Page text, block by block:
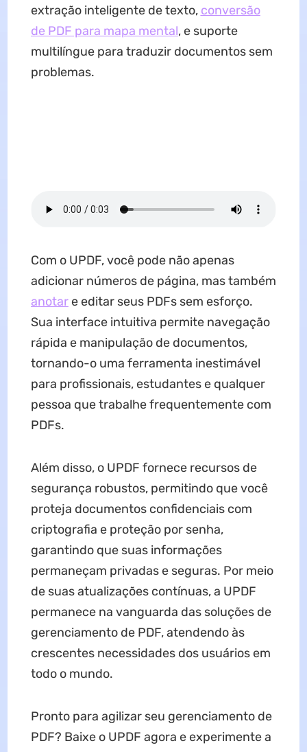
extração inteligente de texto, conversão
de PDF para mapa mental, e suporte
multilíngue para traduzir documentos sem
problemas.
Com o UPDF, você pode não apenas
adicionar números de página, mas também
anotare editar seus PDFs sem esforço.
Sua interface intuitiva permite navegação
rápida e manipulação de documentos,
tornando-o uma ferramenta inestimável
para profissionais, estudantes e qualquer
pessoa que trabalhe frequentemente com
PDFs.
Além disso, o UPDF fornece recursos de
segurança robustos, permitindo que você
proteja documentos confidenciais com
criptografia e proteção por senha,
garantindo que suas informações
permaneçam privadas e seguras. Por meio
de suas atualizações contínuas, a UPDF
permanece na vanguarda das soluções de
gerenciamento de PDF, atendendo às
crescentes necessidades dos usuários em
todo o mundo.
Pronto para agilizar seu gerenciamento de
PDF? Baixe o UPDF agora e experimente a